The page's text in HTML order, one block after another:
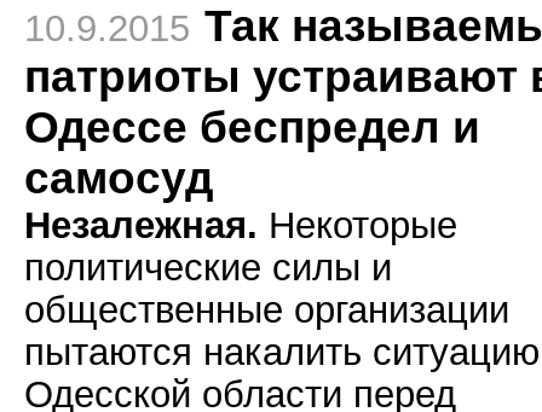
10.9.2015 Так
патриоты устраивают
Одессе беспредел и
самосуд
Незалежная. Некоторые
политические силы и
общественные организации
пытаются накалить
Одесской области перед